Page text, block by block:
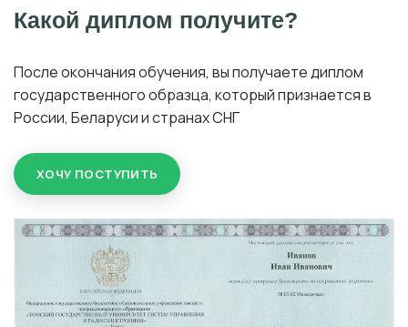
Какой диплом получите?
После окончания обучения, вы получаете диплом
государственного образца, который признается в
России, Беларуси и странах СНГ
ХОЧУ ПОСТУПИТЬ